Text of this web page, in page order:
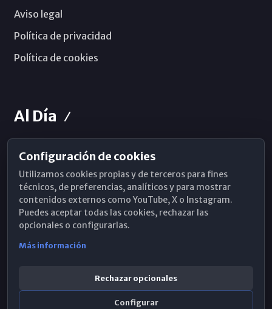
Aviso legal
Política de privacidad
Política de cookies
Al Día
Horarios de Misa
Hemeroteca
WhatsApp
Configuración de cookies
Utilizamos cookies propias y de terceros para fines
técnicos, de preferencias, analíticos y para mostrar
contenidos externos como YouTube, X o Instagram.
Puedes aceptar todas las cookies, rechazar las
opcionales o configurarlas.
Más información
Rechazar opcionales
Configurar